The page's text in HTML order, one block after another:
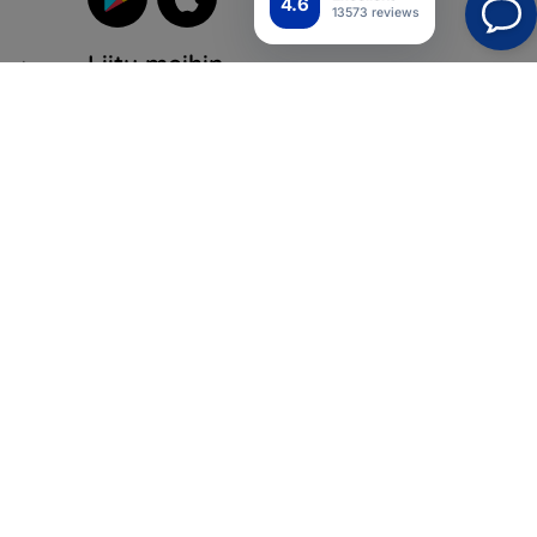
13573 reviews
Liity meihin